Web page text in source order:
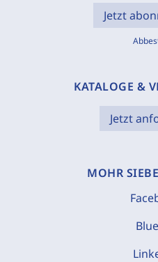
Jetzt
KATALOGE &
Jetzt
MOHR